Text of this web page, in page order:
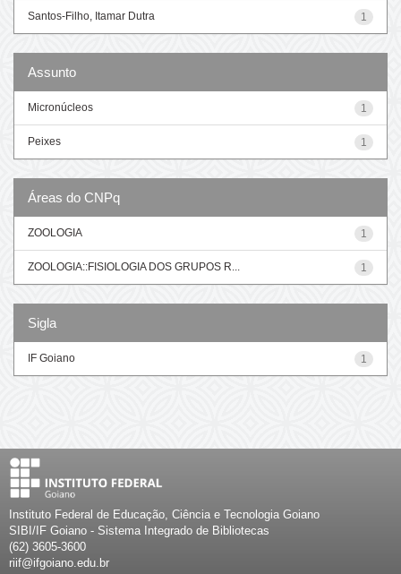
1
Santos-Filho, Itamar Dutra
Assunto
1
Micronúcleos
1
Peixes
Áreas do CNPq
1
ZOOLOGIA
1
ZOOLOGIA::FISIOLOGIA DOS GRUPOS R...
Sigla
1
IF Goiano
Instituto Federal de Educação, Ciência e Tecnologia Goiano
SIBI/IF Goiano - Sistema Integrado de Bibliotecas
(62) 3605-3600
riif@ifgoiano.edu.br